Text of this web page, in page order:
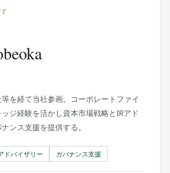
を経て当社参画。コーポレートファイ
ジ経験を活かし資本市場戦略とIRアド
ンス支援を提供する。
ドバイザリー ガバナンス支援